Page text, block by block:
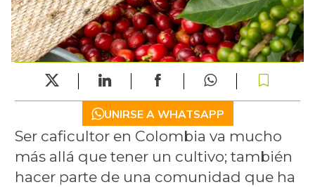
UNIRSE A WHATSAPP
Ser caficultor en Colombia va mucho
más allá que tener un cultivo; también
hacer parte de una comunidad que ha